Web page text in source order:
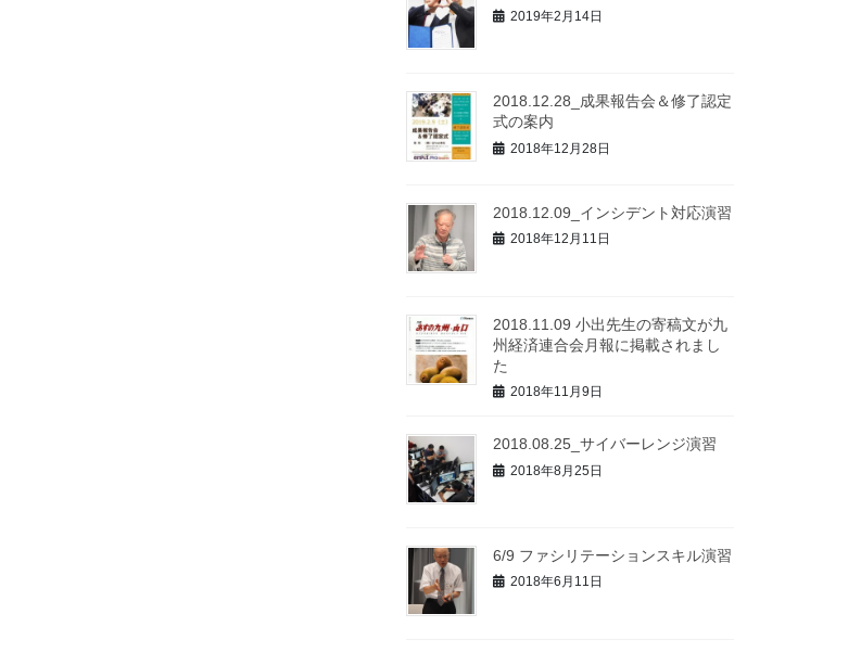
2019年2月14日
2018.12.28_成果報告会＆修了認定
式の案内
2018年12月28日
2018.12.09_インシデント対応演習
2018年12月11日
2018.11.09 小出先生の寄稿文が九
州経済連合会月報に掲載されまし
た
2018年11月9日
2018.08.25_サイバーレンジ演習
2018年8月25日
6/9 ファシリテーションスキル演習
2018年6月11日